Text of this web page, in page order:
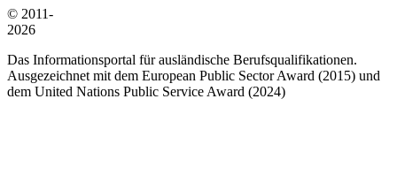
© 2011-
2026
Das Informationsportal für ausländische Berufsqualifikationen.
Ausgezeichnet mit dem European Public Sector Award (2015) und
dem United Nations Public Service Award (2024)